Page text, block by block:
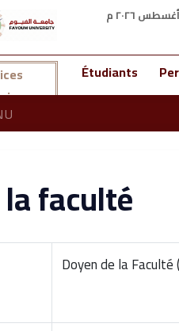
Étudiants
faculté
Doyen de la Faculté